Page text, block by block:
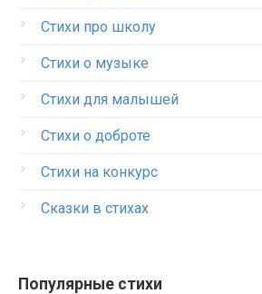
Стихи про школу
Стихи о музыке
Стихи для малышей
Стихи о доброте
Стихи на конкурс
Сказки в стихах
Популярные стихи